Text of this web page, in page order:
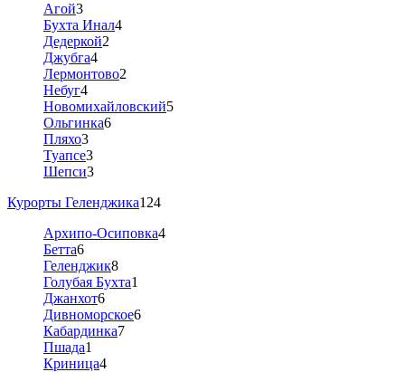
Агой3
Бухта Инал4
Дедеркой2
Джубга4
Лермонтово2
Небуг4
Новомихайловский5
Ольгинка6
Пляхо3
Туапсе3
Шепси3
Курорты Геленджика124
Архипо-Осиповка4
Бетта6
Геленджик8
Голубая Бухта1
Джанхот6
Дивноморское6
Кабардинка7
Пшада1
Криница4